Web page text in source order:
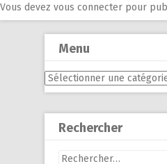
Vous devez vous connecter pour
Menu
Menu
Rechercher
Rechercher :